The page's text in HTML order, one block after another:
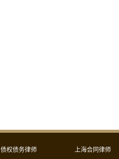
债权债务律师 上海合同律师